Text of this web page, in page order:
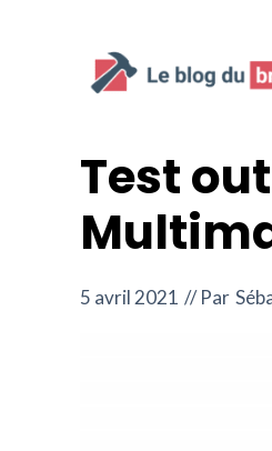
Test
5 avril 2021 // Par